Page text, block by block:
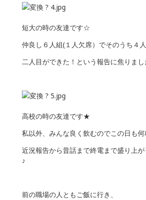
短大の時の友達です☆
仲良し６人組(１人欠席）でそのうち４
二人目ができた！という報告に焦りま
高校の時の友達です★
私以外、みんな良く飲むのでこの日も
近況報告から昔話まで終電まで盛り上が
♪
前の職場の人ともご飯に行き、